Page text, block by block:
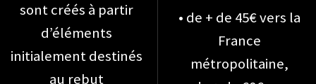
sont créés à partir
d’éléments
initialement destinés
au rebut
• de + de 45€ vers la
France
métropolitaine,